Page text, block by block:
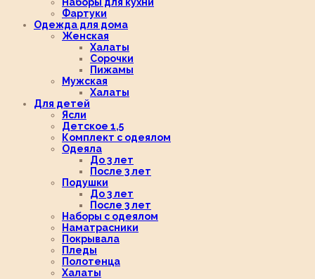
Фартуки
Одежда для дома
Женская
Халаты
Сорочки
Пижамы
Мужская
Халаты
Для детей
Ясли
Детское 1,5
Комплект с одеялом
Одеяла
До 3 лет
После 3 лет
Подушки
До 3 лет
После 3 лет
Наборы с одеялом
Наматрасники
Покрывала
Пледы
Полотенца
Халаты